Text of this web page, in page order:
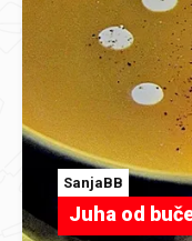
SanjaBB
Juha od